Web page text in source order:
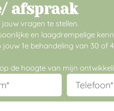
afspraak
vragen te stellen.
en laagdrempelige
jouw 1e behandeling van 30 of
de hoogte van mijn